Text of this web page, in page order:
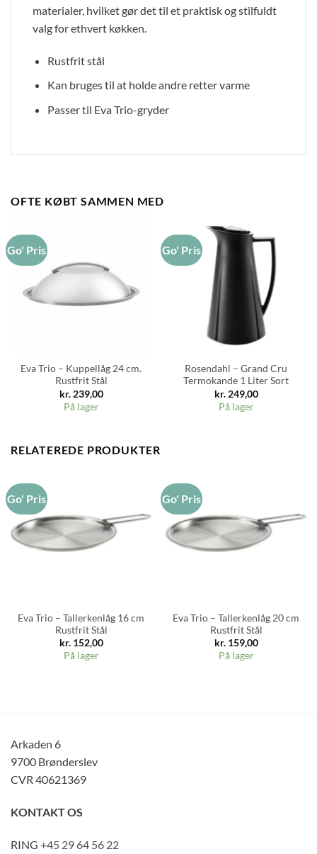
materialer, hvilket gør det til et praktisk og stilfuldt
valg for ethvert køkken.
Rustfrit stål
Kan bruges til at holde andre retter varme
Passer til Eva Trio-gryder
OFTE KØBT SAMMEN MED
Go' Pris
Eva Trio – Kuppellåg 24 cm.
Rustfrit Stål
kr.239,00
På lager
Go' Pris
Rosendahl – Grand Cru
Termokande 1 Liter Sort
kr.249,00
På lager
RELATEREDE PRODUKTER
Go' Pris
Eva Trio – Tallerkenlåg 16 cm
Rustfrit Stål
kr.152,00
På lager
Go' Pris
Eva Trio – Tallerkenlåg 20 cm
Rustfrit Stål
kr.159,00
På lager
Arkaden 6
9700 Brønderslev
CVR 40621369
KONTAKT OS
RING +45 29 64 56 22